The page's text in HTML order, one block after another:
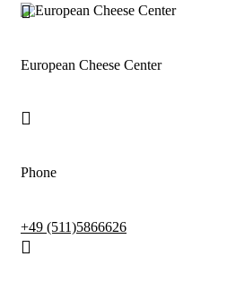
European Cheese Center
Phone
+49 (511)5866626